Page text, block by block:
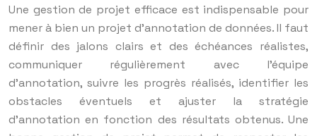
Une gestion de projet efficace est indispensable pour
mener à bien un projet d’annotation de données. Il faut
définir des jalons clairs et des échéances réalistes,
communiquer régulièrement avec l’équipe
d’annotation, suivre les progrès réalisés, identifier les
obstacles éventuels et ajuster la stratégie
d’annotation en fonction des résultats obtenus. Une